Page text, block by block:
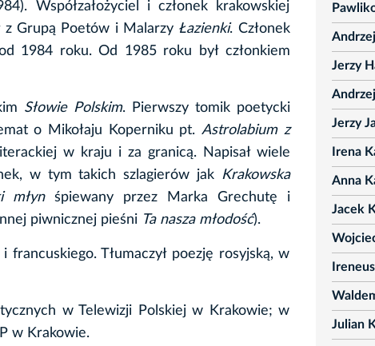
Współzałożyciel i członek krakowskiej
z Grupą Poetów i Malarzy Łazienki. Członek
1984 roku. Od 1985 roku był członkiem
Słowie Polskim. Pierwszy tomik poetycki
o Mikołaju Koperniku pt. Astrolabium z
w kraju i za granicą. Napisał wiele
w tym takich szlagierów jak Krakowska
młynśpiewany przez Marka Grechutę i
piwnicznej pieśni Ta nasza młodość).
francuskiego. Tłumaczył poezję rosyjską, w
w Telewizji Polskiej w Krakowie; w
w Krakowie.
Jerzy
Jerzy
Irena
Anna
Jacek
Julian